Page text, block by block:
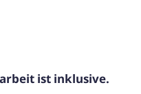
ist inklusive.